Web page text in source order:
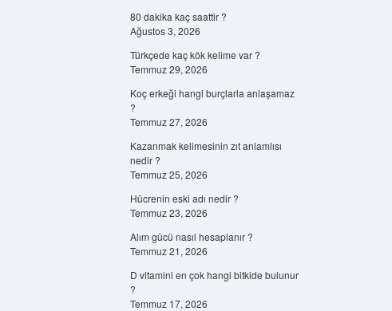
80 dakika kaç saattir ?
Ağustos 3, 2026
Türkçede kaç kök kelime var ?
Temmuz 29, 2026
Koç erkeği hangi burçlarla anlaşamaz
?
Temmuz 27, 2026
Kazanmak kelimesinin zıt anlamlısı
nedir ?
Temmuz 25, 2026
Hücrenin eski adı nedir ?
Temmuz 23, 2026
Alım gücü nasıl hesaplanır ?
Temmuz 21, 2026
D vitamini en çok hangi bitkide bulunur
?
Temmuz 17, 2026